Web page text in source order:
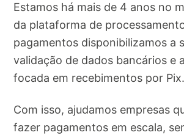
Estamos há mais de 4 anos no
da plataforma de
pagamentos disponibilizamos a
validação de dados bancários e
focada em recebimentos por Pix.
Com isso, ajudamos empresas
fazer pagamentos em escala,